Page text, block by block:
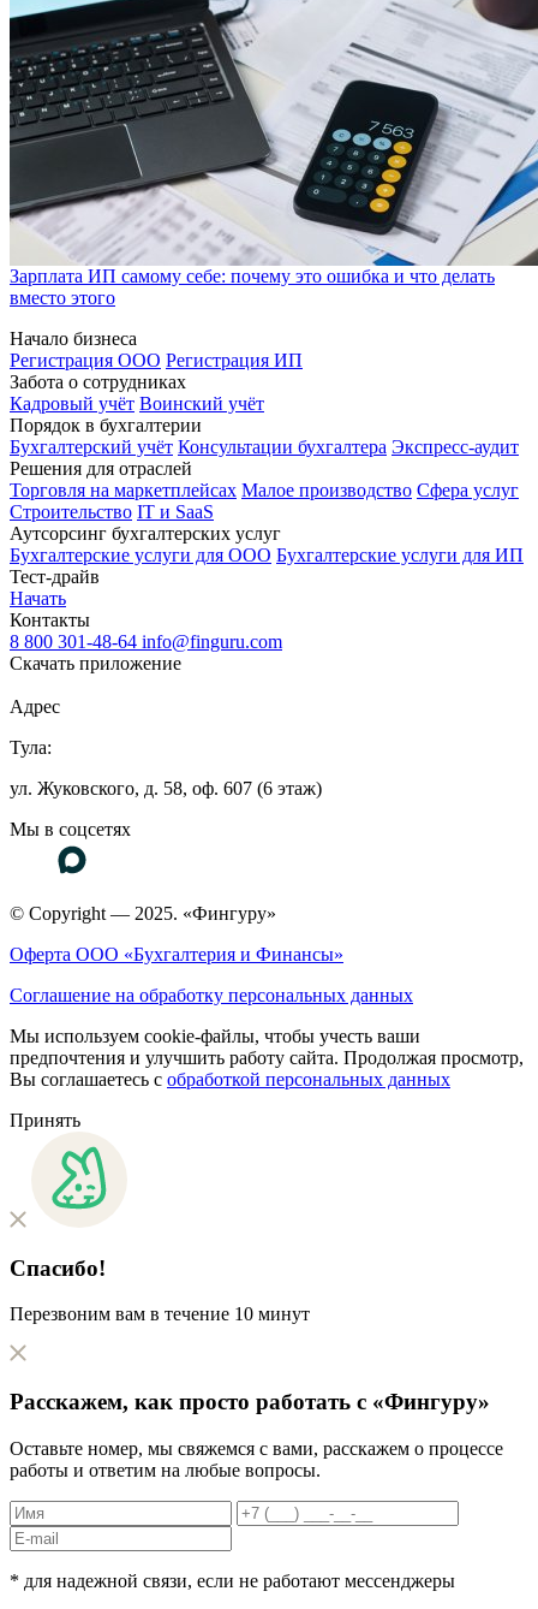
Зарплата ИП самому себе: почему это ошибка и что делать
вместо этого
Начало бизнеса
Регистрация ООО Регистрация ИП
Забота о сотрудниках
Кадровый учёт Воинский учёт
Порядок в бухгалтерии
Бухгалтерский учёт Консультации бухгалтера Экспресс-аудит
Решения для отраслей
Торговля на маркетплейсах Малое производство Сфера услуг
Строительство IT и SaaS
Аутсорсинг бухгалтерских услуг
Бухгалтерские услуги для ООО Бухгалтерские услуги для ИП
Тест-драйв
Начать
Контакты
8 800 301-48-64 info@finguru.com
Скачать приложение
Адрес
Тула:
ул. Жуковского, д. 58, оф. 607 (6 этаж)
Мы в соцсетях
© Copyright — 2025. «Фингуру»
Оферта ООО «Бухгалтерия и Финансы»
Соглашение на обработку персональных данных
Мы используем cookie-файлы, чтобы учесть ваши
предпочтения и улучшить работу сайта. Продолжая просмотр,
Вы соглашаетесь с обработкой персональных данных
Принять
Спасибо!
Перезвоним вам в течение 10 минут
Расскажем, как просто работать с «Фингуру»
Оставьте номер, мы свяжемся с вами, расскажем о процессе
работы и ответим на любые вопросы.
* для надежной связи, если не работают мессенджеры